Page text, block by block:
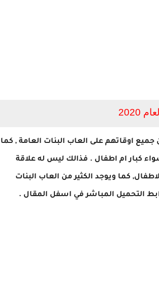
اوقاتهم على العاب البنات العامة , كما
كبار ام اطفال . فذالك ليس له علاقة
كما ويوجد الكثير من العاب البنات
التحميل المباشر في اسفل المقال .